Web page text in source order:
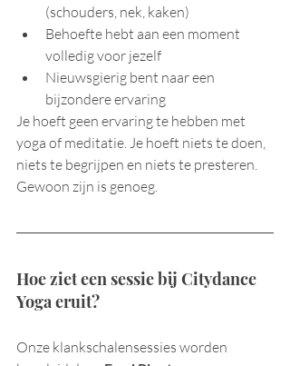
(schouders, nek, kaken)
Behoefte hebt aan een moment
volledig voor jezelf
Nieuwsgierig bent naar een
bijzondere ervaring
Je hoeft geen ervaring te hebben met
yoga of meditatie. Je hoeft niets te doen,
niets te begrijpen en niets te presteren.
Gewoon zijn is genoeg.
Hoe ziet een sessie bij Citydance
Yoga eruit?
Onze klankschalensessies worden